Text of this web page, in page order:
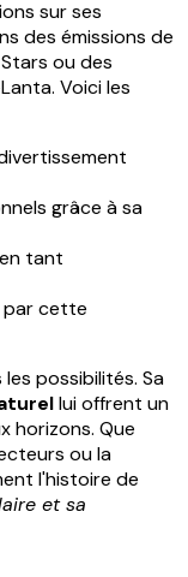
sur ses
des émissions de
ou des
Voici les
grâce à sa
tant
par cette
possibilités. Sa
lui offrent un
horizons. Que
ou la
l'histoire de
et sa